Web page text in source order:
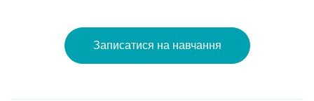
Записатися на навчання